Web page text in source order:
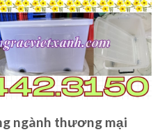
ngành thương mại